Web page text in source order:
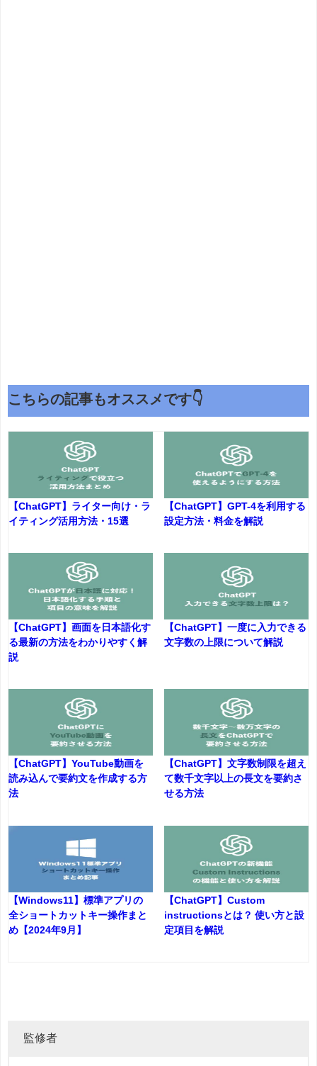
こちらの記事もオススメです👇
【ChatGPT】ライター向け・ラ
イティング活用方法・15選
【ChatGPT】GPT-4を利用する
設定方法・料金を解説
【ChatGPT】画面を日本語化す
る最新の方法をわかりやすく解
説
【ChatGPT】一度に入力できる
文字数の上限について解説
【ChatGPT】YouTube動画を
読み込んで要約文を作成する方
法
【ChatGPT】文字数制限を超え
て数千文字以上の長文を要約さ
せる方法
【Windows11】標準アプリの
全ショートカットキー操作まと
め【2024年9月】
【ChatGPT】Custom
instructionsとは？ 使い方と設
定項目を解説
監修者